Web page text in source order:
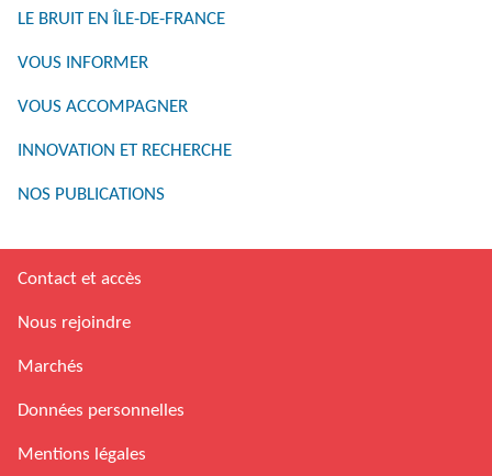
LE BRUIT EN ÎLE-DE-FRANCE
VOUS INFORMER
VOUS ACCOMPAGNER
INNOVATION ET RECHERCHE
NOS PUBLICATIONS
Contact et accès
Nous rejoindre
Marchés
Données personnelles
Mentions légales